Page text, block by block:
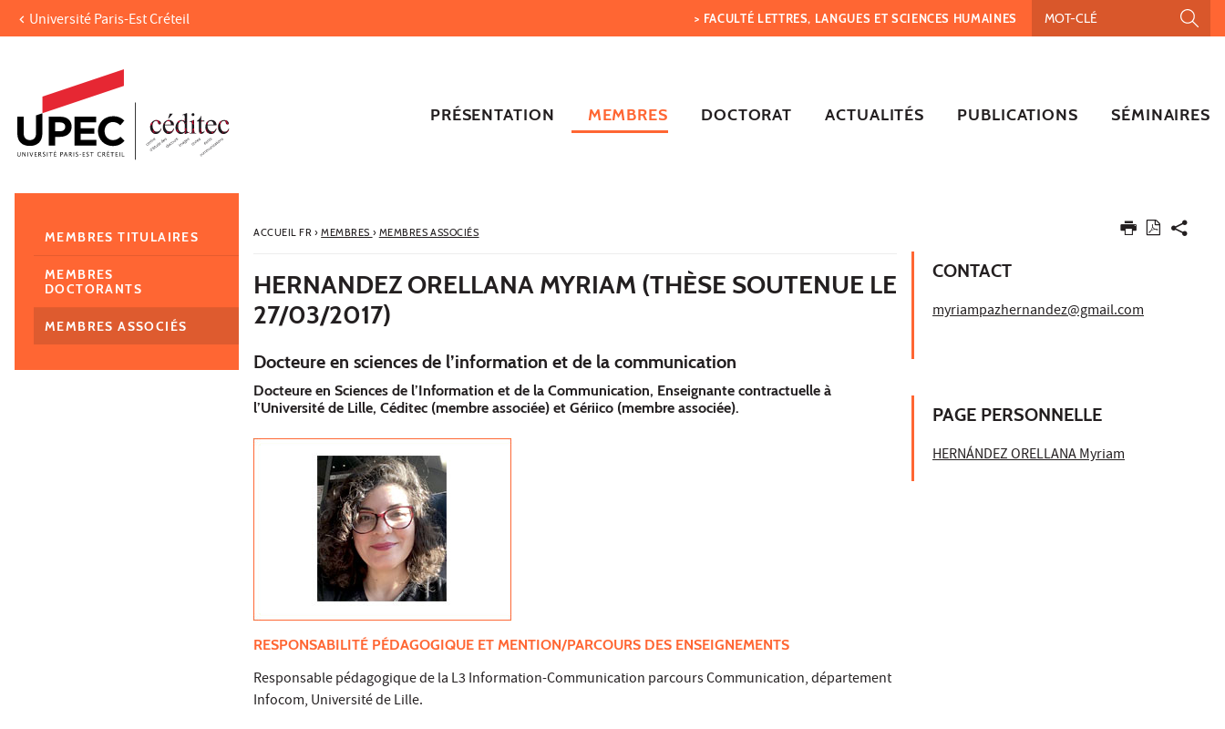
Aller au contenu
Recherche
Navigation secondaire
Université Paris-Est Créteil > FACULTÉ LETTRES, LANGUES ET SCIENCES HUMAINES
PRÉSENTATION MEMBRES DOCTORAT ACTUALITÉS PUBLICATIONS SÉMINAIRES
ACCUEIL FR› MEMBRES › MEMBRES ASSOCIÉS
HERNANDEZ ORELLANA MYRIAM (THÈSE SOUTENUE LE
27/03/2017)
Docteure en sciences de l’information et de la communication
Docteure en Sciences de l’Information et de la Communication, Enseignante contractuelle à
l’Université de Lille, Céditec (membre associée) et Gériico (membre associée).
RESPONSABILITÉ PÉDAGOGIQUE ET MENTION/PARCOURS DES ENSEIGNEMENTS
Responsable pédagogique de la L3 Information-Communication parcours Communication, département
Infocom, Université de Lille.
CONTACT
myriampazhernandez@gmail.com
PAGE PERSONNELLE
HERNÁNDEZ ORELLANA Myriam
MEMBRES TITULAIRES
MEMBRES
DOCTORANTS
MEMBRES ASSOCIÉS